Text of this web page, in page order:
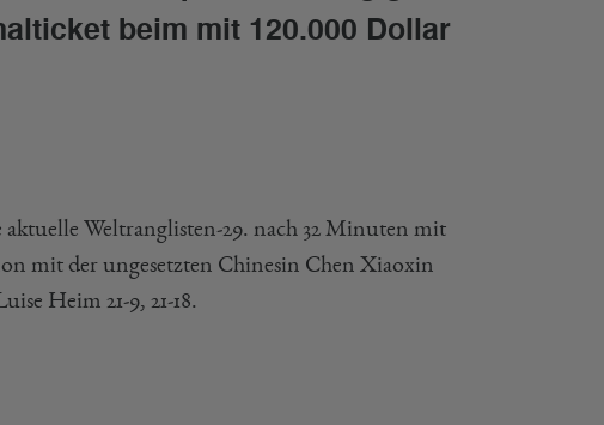
beim mit 120.000 Dollar
Weltranglisten-29. nach 32 Minuten mit
mit der ungesetzten Chinesin Chen Xiaoxin
Heim 21-9, 21-18.